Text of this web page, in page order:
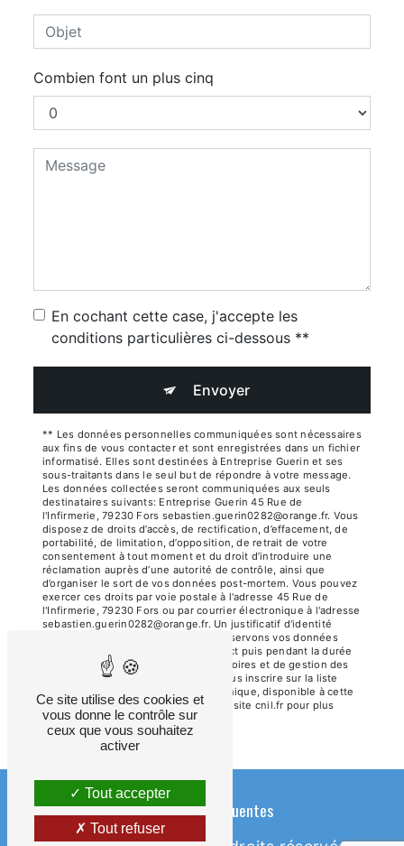
Combien font un plus cinq
En cochant cette case, j'accepte les
conditions particulières ci-dessous **
Envoyer
** Les données personnelles communiquées sont nécessaires
aux fins de vous contacter et sont enregistrées dans un fichier
informatisé. Elles sont destinées à Entreprise Guerin et ses
sous-traitants dans le seul but de répondre à votre message.
Les données collectées seront communiquées aux seuls
destinataires suivants: Entreprise Guerin 45 Rue de
l'Infirmerie, 79230 Fors sebastien.guerin0282@orange.fr. Vous
disposez de droits d’accès, de rectification, d’effacement, de
portabilité, de limitation, d’opposition, de retrait de votre
consentement à tout moment et du droit d’introduire une
réclamation auprès d’une autorité de contrôle, ainsi que
d’organiser le sort de vos données post-mortem. Vous pouvez
exercer ces droits par voie postale à l'adresse 45 Rue de
l'Infirmerie, 79230 Fors ou par courrier électronique à l'adresse
sebastien.guerin0282@orange.fr. Un justificatif d'identité
pourra vous être demandé. Nous conservons vos données
pendant la période de prise de contact puis pendant la durée
de prescription légale aux fins probatoires et de gestion des
contentieux. Vous avez le droit de vous inscrire sur la liste
d'opposition au démarchage téléphonique, disponible à cette
adresse: Bloctel.gouv.fr. Consultez le site cnil.fr pour plus
d’informations sur vos droits.
Recherches fréquentes
Ce site utilise des cookies et
vous donne le contrôle sur
ceux que vous souhaitez
activer
Tout accepter
Tout refuser